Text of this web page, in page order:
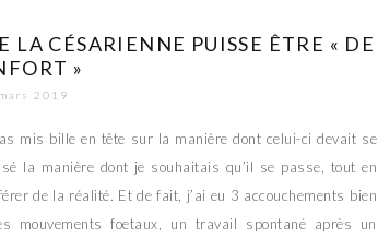
LA CÉSARIENNE PUISSE ÊTRE « DE
»
2019
mis bille en tête sur la manière dont celui-ci devait se
la manière dont je souhaitais qu’il se passe, tout en
de la réalité. Et de fait, j’ai eu 3 accouchements bien
mouvements foetaux, un travail spontané après un